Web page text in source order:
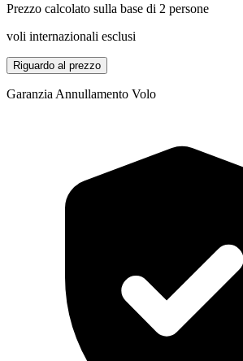
Prezzo calcolato sulla base di 2 persone
voli internazionali esclusi
Riguardo al prezzo
Garanzia Annullamento Volo